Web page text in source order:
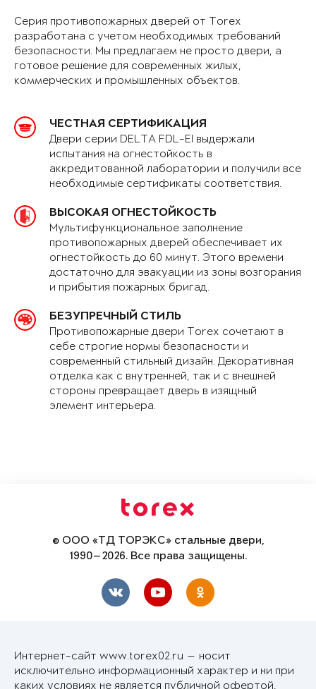
Серия противопожарных дверей от Torex
разработана с учетом необходимых требований
безопасности. Мы предлагаем не просто двери, а
готовое решение для современных жилых,
коммерческих и промышленных объектов.
ЧЕСТНАЯ СЕРТИФИКАЦИЯ
Двери серии DELTA FDL-EI выдержали
испытания на огнестойкость в
аккредитованной лаборатории и получили все
необходимые сертификаты соответствия.
ВЫСОКАЯ ОГНЕСТОЙКОСТЬ
Мультифункциональное заполнение
противопожарных дверей обеспечивает их
огнестойкость до 60 минут. Этого времени
достаточно для эвакуации из зоны возгорания
и прибытия пожарных бригад.
БЕЗУПРЕЧНЫЙ СТИЛЬ
Противопожарные двери Torex сочетают в
себе строгие нормы безопасности и
современный стильный дизайн. Декоративная
отделка как с внутренней, так и с внешней
стороны превращает дверь в изящный
элемент интерьера.
© ООО «ТД ТОРЭКС» стальные двери,
1990—2026. Все права защищены.
Интернет-сайт www.torex02.ru — носит
исключительно информационный характер и ни при
каких условиях не является публичной офертой,